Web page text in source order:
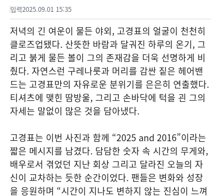
입력2025.09.01 15:35
저녁의 긴 여운이 물든 야외, 고경표의 얼굴이 천천히
클로즈업됐다. 산뜻한 바람과 달궈진 하루의 온기, 그
리고 붉게 물든 볼이 그의 존재감을 더욱 선명하게 비
췄다. 자연스런 구레나룻과 머리를 감싼 짙은 헤어밴
드는 고경표만의 자유로운 분위기를 은은히 연출했다.
티셔츠에 맺힌 땀방울, 그리고 손바닥에 턱을 괸 그의
자세는 말없이 많은 것을 담아냈다.
고경표는 이번 사진과 함께 “2025 and 2016”이라는
짧은 메시지를 남겼다. 담담한 숫자 속 시간의 무게와,
배우로서 겪었던 지난 회상 그리고 달라진 오늘의 자
신이 교차하는 듯한 순간이었다. 팬들은 변화와 성장
을 응원하며 “시간이 지나도 변하지 않는 진심이 느껴